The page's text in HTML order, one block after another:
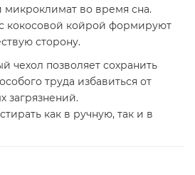
микроклимат во время сна.
кокосовой койрой формируют
сторону.
чехол позволяет сохранить
труда избавиться от
загрязнений.
как в ручную, так и в